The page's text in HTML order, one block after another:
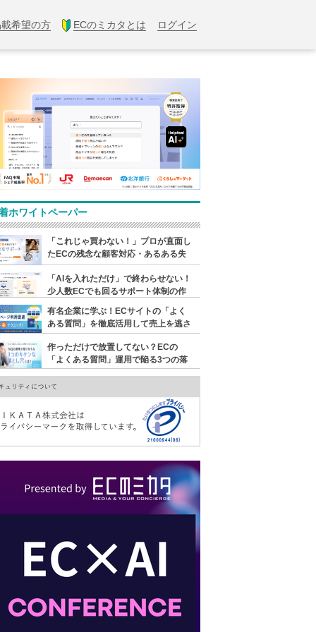
希望の方 ECのミカタとは ログイン
ホワイトペーパー
「これじゃ買わない！」プロが直面し
たECの残念な顧客対応・あるある失
敗例
「AIを入れただけ」で終わらせない！
少人数ECでも回るサポート体制の作
り方
有名企業に学ぶ！ECサイトの「よく
ある質問」を徹底活用して売上を逃さ
ないマル秘テクニック
作っただけで放置してない？ECの
「よくある質問」運用で陥る3つの落
とし穴